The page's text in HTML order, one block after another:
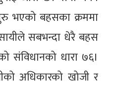
भएको बहसका क्रममा
सबभन्दा धेरै बहस
संविधानको धारा ७६।
अधिकारको खोजी र